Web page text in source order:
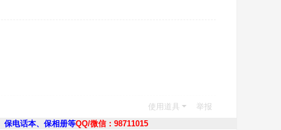
使用道具
举报
保电话本、保相册等QQ/微信：98711015